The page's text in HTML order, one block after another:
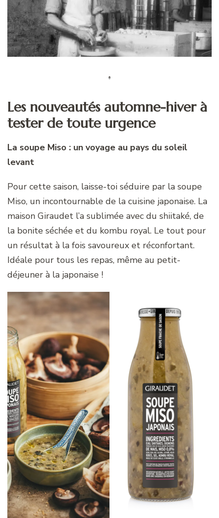
Les nouveautés automne-hiver à
tester de toute urgence
La soupe Miso : un voyage au pays du soleil
levant
Pour cette saison, laisse-toi séduire par la soupe
Miso, un incontournable de la cuisine japonaise. La
maison Giraudet l’a sublimée avec du shiitaké, de
la bonite séchée et du kombu royal. Le tout pour
un résultat à la fois savoureux et réconfortant.
Idéale pour tous les repas, même au petit-
déjeuner à la japonaise !